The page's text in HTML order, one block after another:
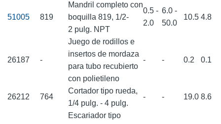
51005 819
Mandril completo con
boquilla 819, 1/2-
2 pulg. NPT
0.5 -
2.0
6.0 -
50.0
10.5 4.8
26187 -
Juego de rodillos e
insertos de mordaza
para tubo recubierto
con polietileno
- - 0.2 0.1
26212 764
Cortador tipo rueda,
1/4 pulg. - 4 pulg.
- - 19.0 8.6
Escariador tipo